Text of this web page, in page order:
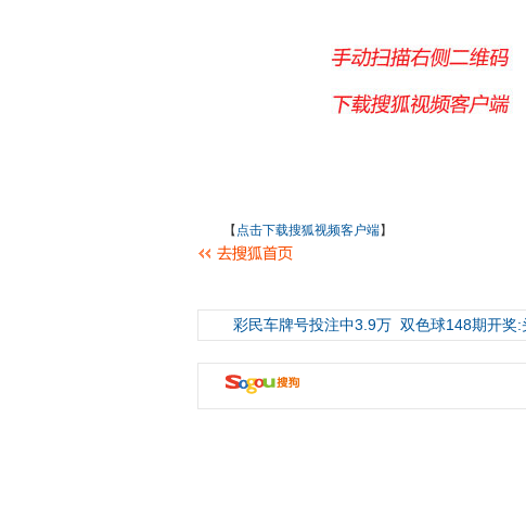
【 点击下载搜狐视频客户端】
彩民车牌号投注中3.9万 双色球148期开奖